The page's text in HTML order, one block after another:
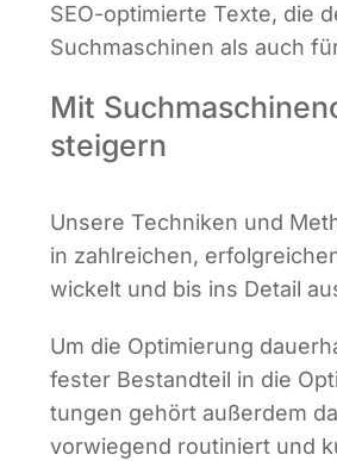
SEO-opti­mier­te Tex­te, die
Such­ma­schi­nen als auch
Mit
steigern
Unse­re Tech­ni­ken und
in zahl­rei­chen,
wi­ckelt und bis ins Detail
Um die Opti­mie­rung
fes­ter Bestand­teil in die
tun­gen gehört außer­dem
vor­wie­gend rou­ti­niert und